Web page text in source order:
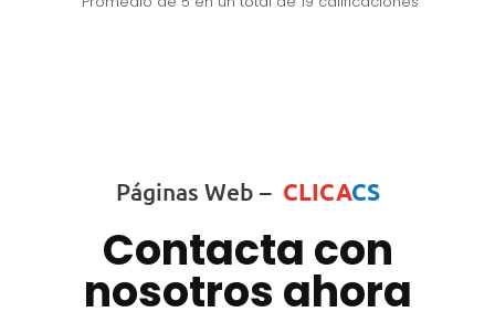
Páginas Web – CLICACS
Contacta con
nosotros ahora